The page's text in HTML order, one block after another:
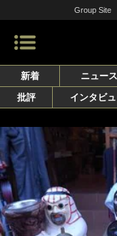
Group Site
新着 ニュース
批評
インタビ